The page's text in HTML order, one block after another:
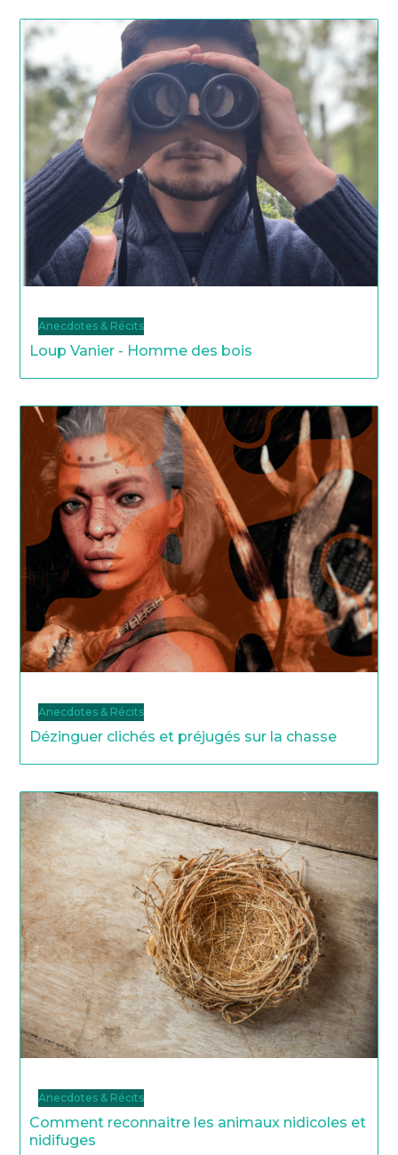
Anecdotes & Récits
Loup Vanier - Homme des bois
Anecdotes & Récits
Dézinguer clichés et préjugés sur la chasse
Anecdotes & Récits
Comment reconnaitre les animaux nidicoles et
nidifuges